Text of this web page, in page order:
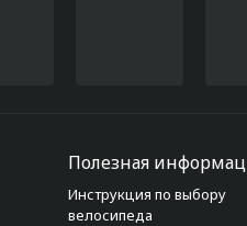
Полезная
Инструкция по выбору
велосипеда